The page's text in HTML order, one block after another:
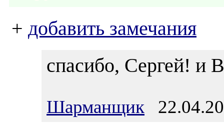
+ добавить замечания
спасибо, Сергей! и
Шарманщик